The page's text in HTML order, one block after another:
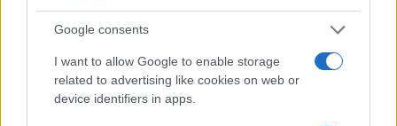
Google consents
I want to allow Google to enable storage
related to advertising like cookies on web or
device identifiers in apps.
NECROLOGIE